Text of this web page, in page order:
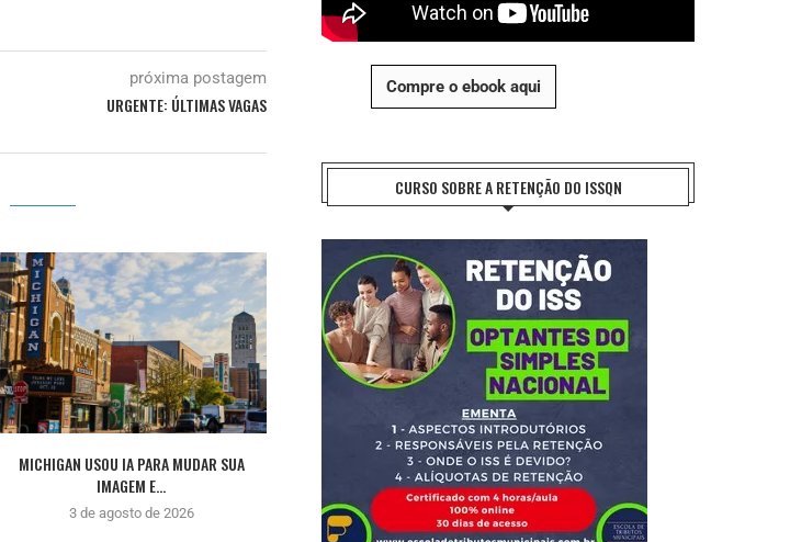
próxima postagem
URGENTE: ÚLTIMAS VAGAS
MICHIGAN USOU IA PARA MUDAR SUA
IMAGEM E...
3 de agosto de 2026
ATAQUE DERRUBA SISTEMAS DA
AUTORIDADE DE HABITAÇÃO DE...
31 de julho de 2026
Compre o ebook aqui
CURSO SOBRE A RETENÇÃO DO ISSQN